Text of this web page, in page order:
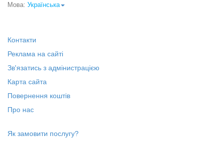
Мова: Українська
Контакти
Реклама на сайті
Зв'язатись з адмінистрацією
Карта сайта
Повернення коштів
Про нас
Як замовити послугу?